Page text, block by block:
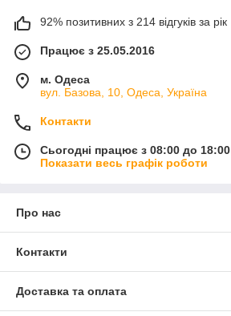
92% позитивних з 214 відгуків за рік
Працює з 25.05.2016
м. Одеса
вул. Базова, 10, Одеса, Україна
Контакти
Сьогодні працює з 08:00 до 18:00
Показати весь графік роботи
Про нас
Контакти
Доставка та оплата